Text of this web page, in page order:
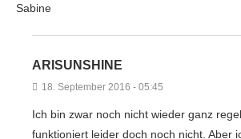
Sabine
ARISUNSHINE
18. September 2016 - 05:45
Ich bin zwar noch nicht wieder ganz
funktioniert leider doch noch nicht. Aber